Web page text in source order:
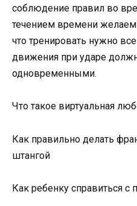
соблюдение правил во
течением времени
что тренировать нужно
движения при ударе
одновременными.
Что такое виртуальная
Как правильно делать
штангой
Как ребенку справиться с